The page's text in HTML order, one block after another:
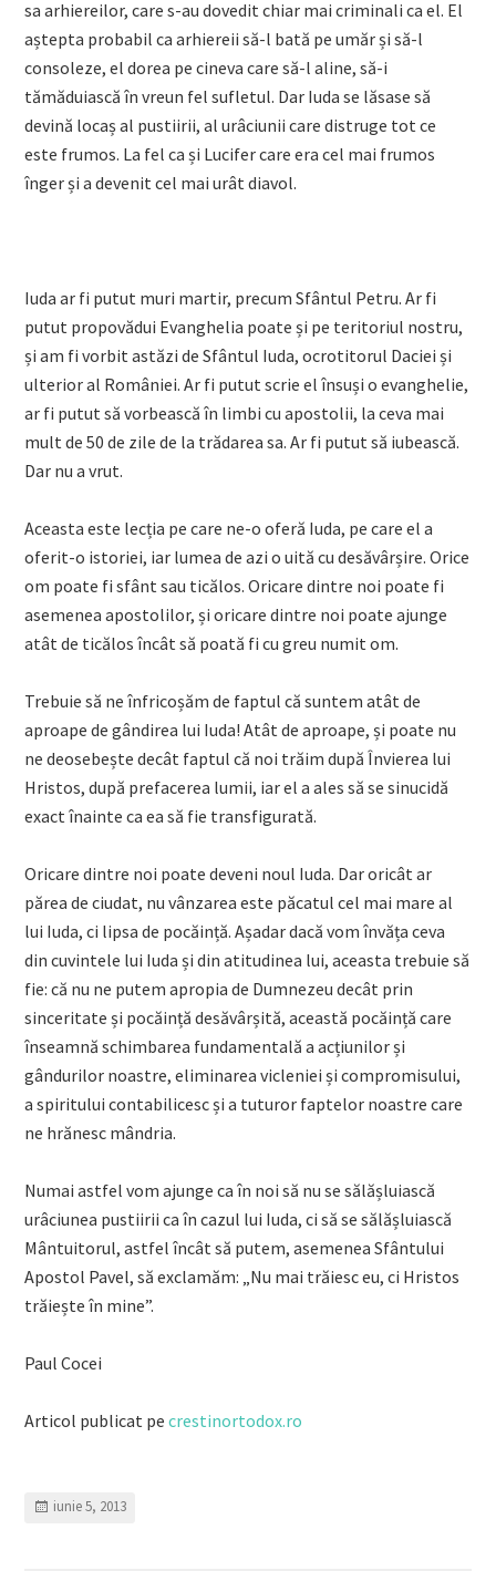
sa arhiereilor, care s-au dovedit chiar mai criminali ca el. El
aștepta probabil ca arhiereii să-l bată pe umăr și să-l
consoleze, el dorea pe cineva care să-l aline, să-i
tămăduiască în vreun fel sufletul. Dar Iuda se lăsase să
devină locaș al pustiirii, al urâciunii care distruge tot ce
este frumos. La fel ca și Lucifer care era cel mai frumos
înger și a devenit cel mai urât diavol.
Iuda ar fi putut muri martir, precum Sfântul Petru. Ar fi
putut propovădui Evanghelia poate și pe teritoriul nostru,
și am fi vorbit astăzi de Sfântul Iuda, ocrotitorul Daciei și
ulterior al României. Ar fi putut scrie el însuși o evanghelie,
ar fi putut să vorbească în limbi cu apostolii, la ceva mai
mult de 50 de zile de la trădarea sa. Ar fi putut să iubească.
Dar nu a vrut.
Aceasta este lecția pe care ne-o oferă Iuda, pe care el a
oferit-o istoriei, iar lumea de azi o uită cu desăvârșire. Orice
om poate fi sfânt sau ticălos. Oricare dintre noi poate fi
asemenea apostolilor, și oricare dintre noi poate ajunge
atât de ticălos încât să poată fi cu greu numit om.
Trebuie să ne înfricoșăm de faptul că suntem atât de
aproape de gândirea lui Iuda! Atât de aproape, și poate nu
ne deosebește decât faptul că noi trăim după Învierea lui
Hristos, după prefacerea lumii, iar el a ales să se sinucidă
exact înainte ca ea să fie transfigurată.
Oricare dintre noi poate deveni noul Iuda. Dar oricât ar
părea de ciudat, nu vânzarea este păcatul cel mai mare al
lui Iuda, ci lipsa de pocăință. Așadar dacă vom învăța ceva
din cuvintele lui Iuda și din atitudinea lui, aceasta trebuie să
fie: că nu ne putem apropia de Dumnezeu decât prin
sinceritate și pocăință desăvârșită, această pocăință care
înseamnă schimbarea fundamentală a acțiunilor și
gândurilor noastre, eliminarea vicleniei și compromisului,
a spiritului contabilicesc și a tuturor faptelor noastre care
ne hrănesc mândria.
Numai astfel vom ajunge ca în noi să nu se sălășluiască
urâciunea pustiirii ca în cazul lui Iuda, ci să se sălășluiască
Mântuitorul, astfel încât să putem, asemenea Sfântului
Apostol Pavel, să exclamăm: „Nu mai trăiesc eu, ci Hristos
trăiește în mine”.
Paul Cocei
Articol publicat pecrestinortodox.ro
iunie 5, 2013